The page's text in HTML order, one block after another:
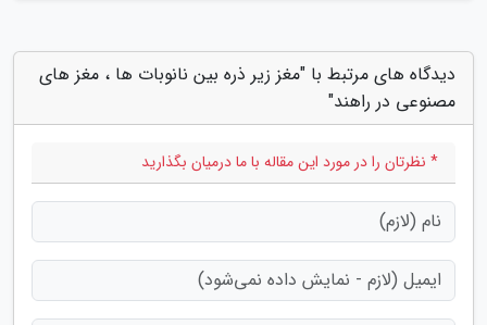
دیدگاه های مرتبط با "مغز زیر ذره بین نانوبات ها ، مغز های
مصنوعی در راهند"
* نظرتان را در مورد این مقاله با ما درمیان بگذارید